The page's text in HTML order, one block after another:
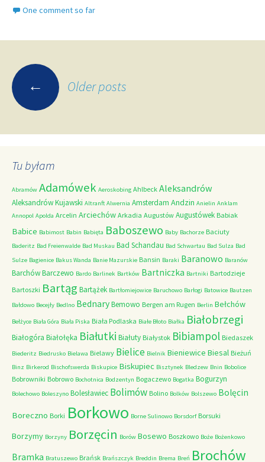
One comment so far
Posts
navigation
← Older posts
Tu byłam
Abramów Adamówek Aeroskobing Ahlbeck Aleksandrów
Aleksandrów Kujawski Altranft Alwernia Amsterdam Andzin Anielin Anklam
Annopol Apolda Arcelin Arciechów Arkadia Augustów Augustówek Babiak
Babice Babimost Babin Babięta Baboszewo Baby Bachorze Baciuty
Baderitz Bad Freienwalde Bad Muskau Bad Schandau Bad Schwartau Bad Sulza Bad
Sulze Bagienice Bakus Wanda Banie Mazurskie Bansin Baraki Baranowo Baranów
BarchówBarczewo Bardo Barlinek Bartków Bartniczka Bartniki Bartodzieje
Bartoszki Bartąg Bartążek Bartłomiejowice Baruchowo Barłogi Batowice Bautzen
Bałdowo Becejły Bedlno BednaryBemowo Bergen am Rugen Berlin Bełchów
Bełżyce Biała Góra Biała Piska Biała Podlaska Białe Błoto Białka Białobrzegi
Białogóra Białołęka Białutki Białuty Białystok Bibiampol Biedaszek
Biederitz Biedrusko Bielawa Bielawy Bielice Bielnik Bieniewice Biesal Bieżuń
Binz Birkerod Bischofswerda Biskupice Biskupiec Bisztynek Bledzew Bnin Bobolice
Bobrowniki Bobrowo Bochotnica Bodzentyn Bogaczewo Bogatka Bogurzyn
Bolechowo Boleszyno Bolesławiec Bolimów Bolino Bolków Bolszewo Bolęcin
Boreczno Borki Borkowo Borne Sulinowo Borsdorf Borsuki
Borzymy Borzyny Borzęcin Borów Bosewo Boszkowo Boże Bożenkowo
Bramka Bratuszewo Brańsk Brańszczyk Breddin Brema Breń Brochów